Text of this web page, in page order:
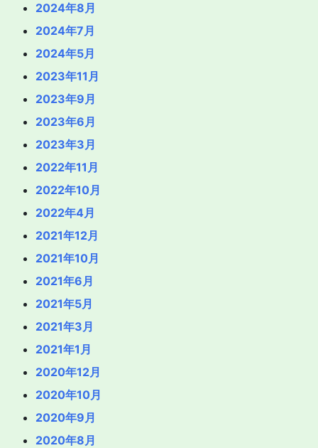
2024年8月
2024年7月
2024年5月
2023年11月
2023年9月
2023年6月
2023年3月
2022年11月
2022年10月
2022年4月
2021年12月
2021年10月
2021年6月
2021年5月
2021年3月
2021年1月
2020年12月
2020年10月
2020年9月
2020年8月